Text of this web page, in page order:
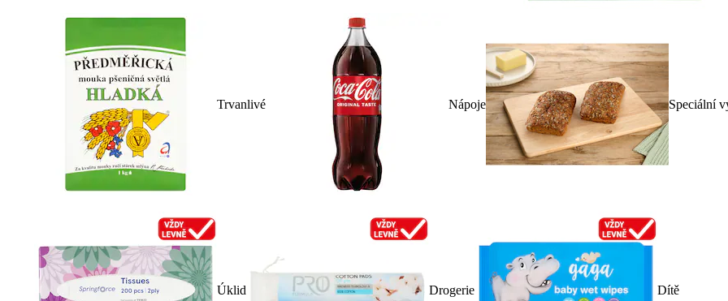
Trvanlivé Nápoje Speciální
Úklid Drogerie Dítě